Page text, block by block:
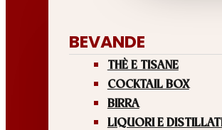
BEVANDE
THÈ E TISANE
COCKTAIL BOX
BIRRA
LIQUORI E DISTILLATI